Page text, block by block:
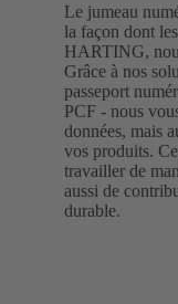
Le jumeau
la façon dont
HARTING,
Grâce à nos
passeport
PCF - nous
données, mais
vos produits.
travailler de
aussi de
durable.